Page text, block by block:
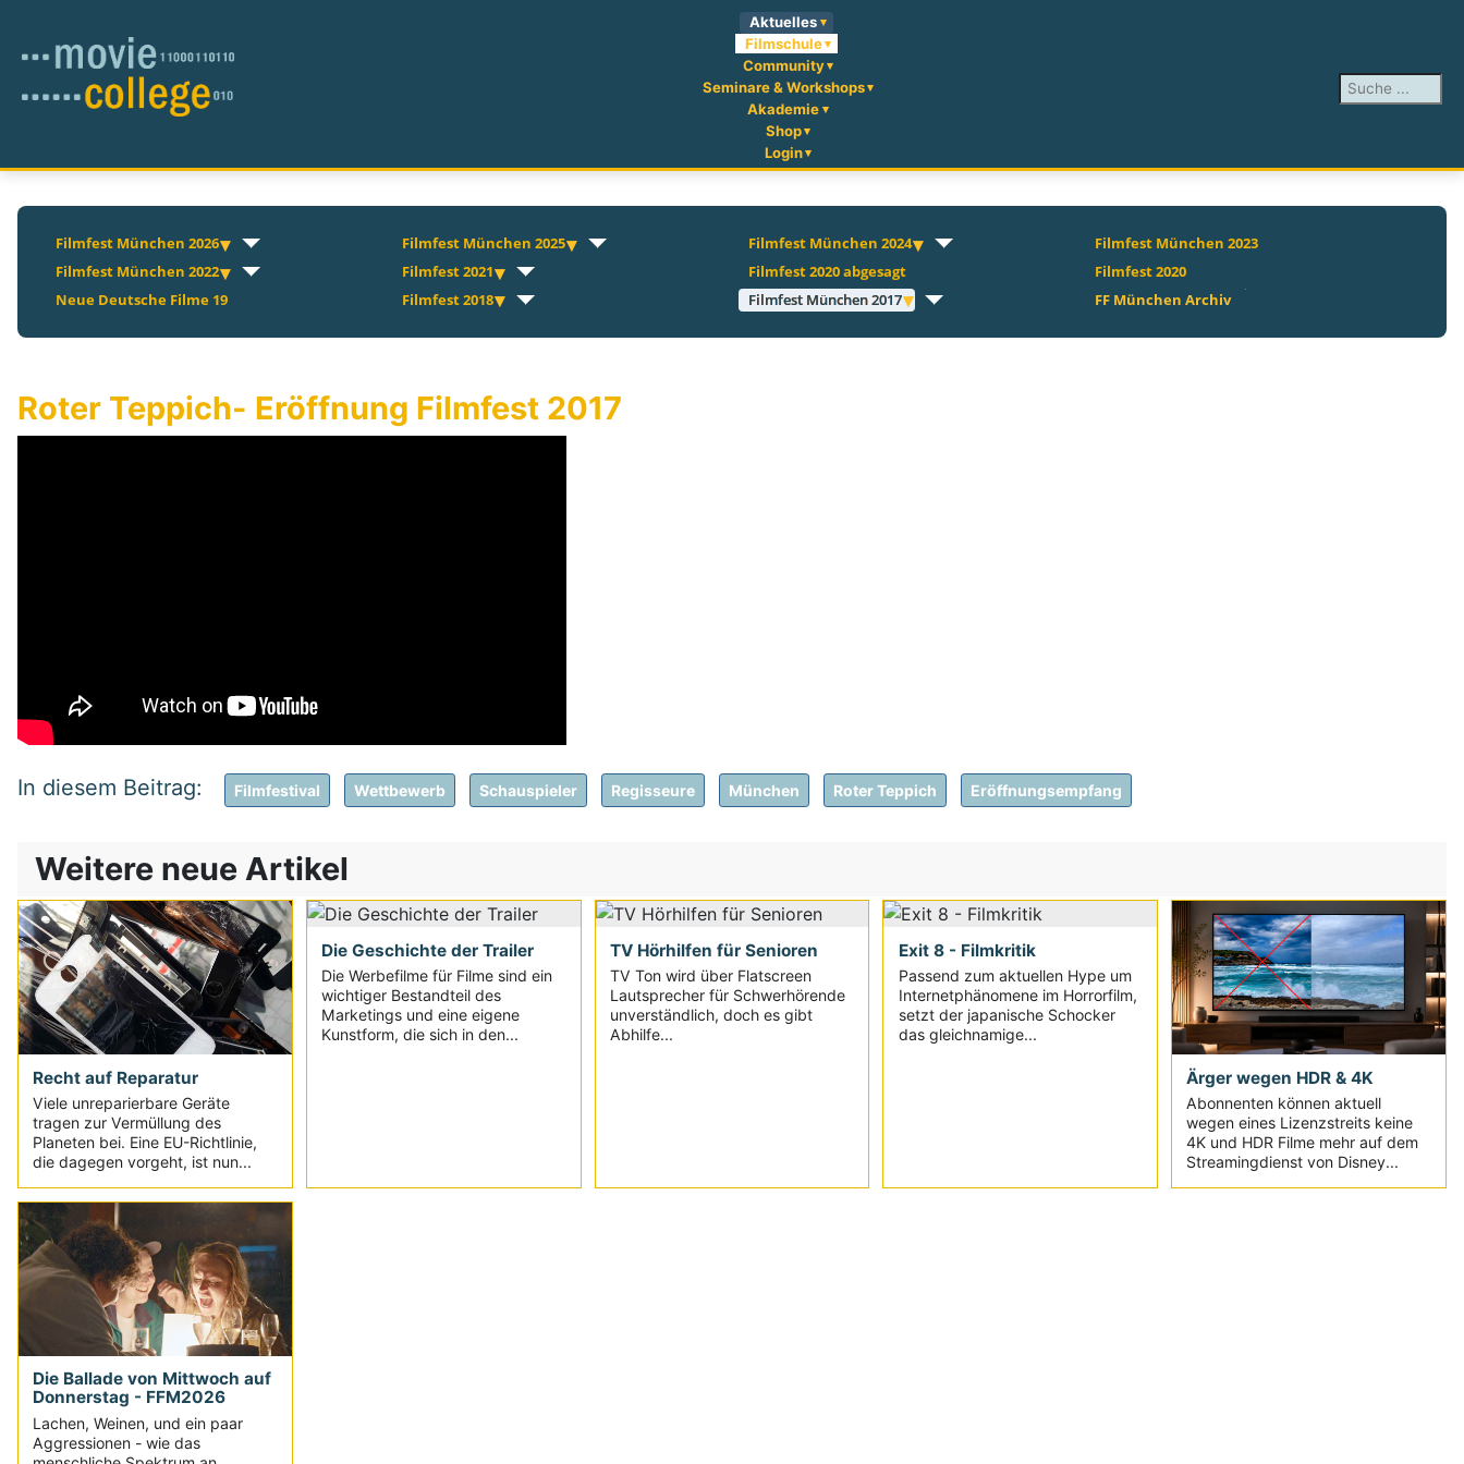
Aktuelles
Filmschule
Community
Seminare & Workshops
Akademie
Shop
Login
Suchen ...
Filmfest München 2026 Filmfest München 2025 Filmfest München 2024
Filmfest München 2023
Filmfest München 2022
Filmfest 2021 Filmfest 2020 abgesagt
Filmfest 2020
Neue Deutsche Filme 19
Filmfest 2018 Filmfest München 2017 FF München Archiv
Roter Teppich- Eröffnung Filmfest 2017
Filmfestival Wettbewerb Schauspieler Regisseure München Roter Teppich Eröffnungsempfang
Weitere neue Artikel
Recht auf Reparatur
Viele unreparierbare Geräte
tragen zur Vermüllung des
Planeten bei. Eine EU-Richtlinie,
die dagegen vorgeht, ist nun...
Die Geschichte der Trailer
Die Werbefilme für Filme sind ein
wichtiger Bestandteil des
Marketings und eine eigene
Kunstform, die sich in den...
TV Hörhilfen für Senioren
TV Ton wird über Flatscreen
Lautsprecher für Schwerhörende
unverständlich, doch es gibt
Abhilfe...
Exit 8 - Filmkritik
Passend zum aktuellen Hype um
Internetphänomene im Horrorfilm,
setzt der japanische Schocker
das gleichnamige...
Ärger wegen HDR & 4K
Abonnenten können aktuell
wegen eines Lizenzstreits keine
4K und HDR Filme mehr auf dem
Streamingdienst von Disney...
Die Ballade von Mittwoch auf
Donnerstag - FFM2026
Lachen, Weinen, und ein paar
Aggressionen - wie das